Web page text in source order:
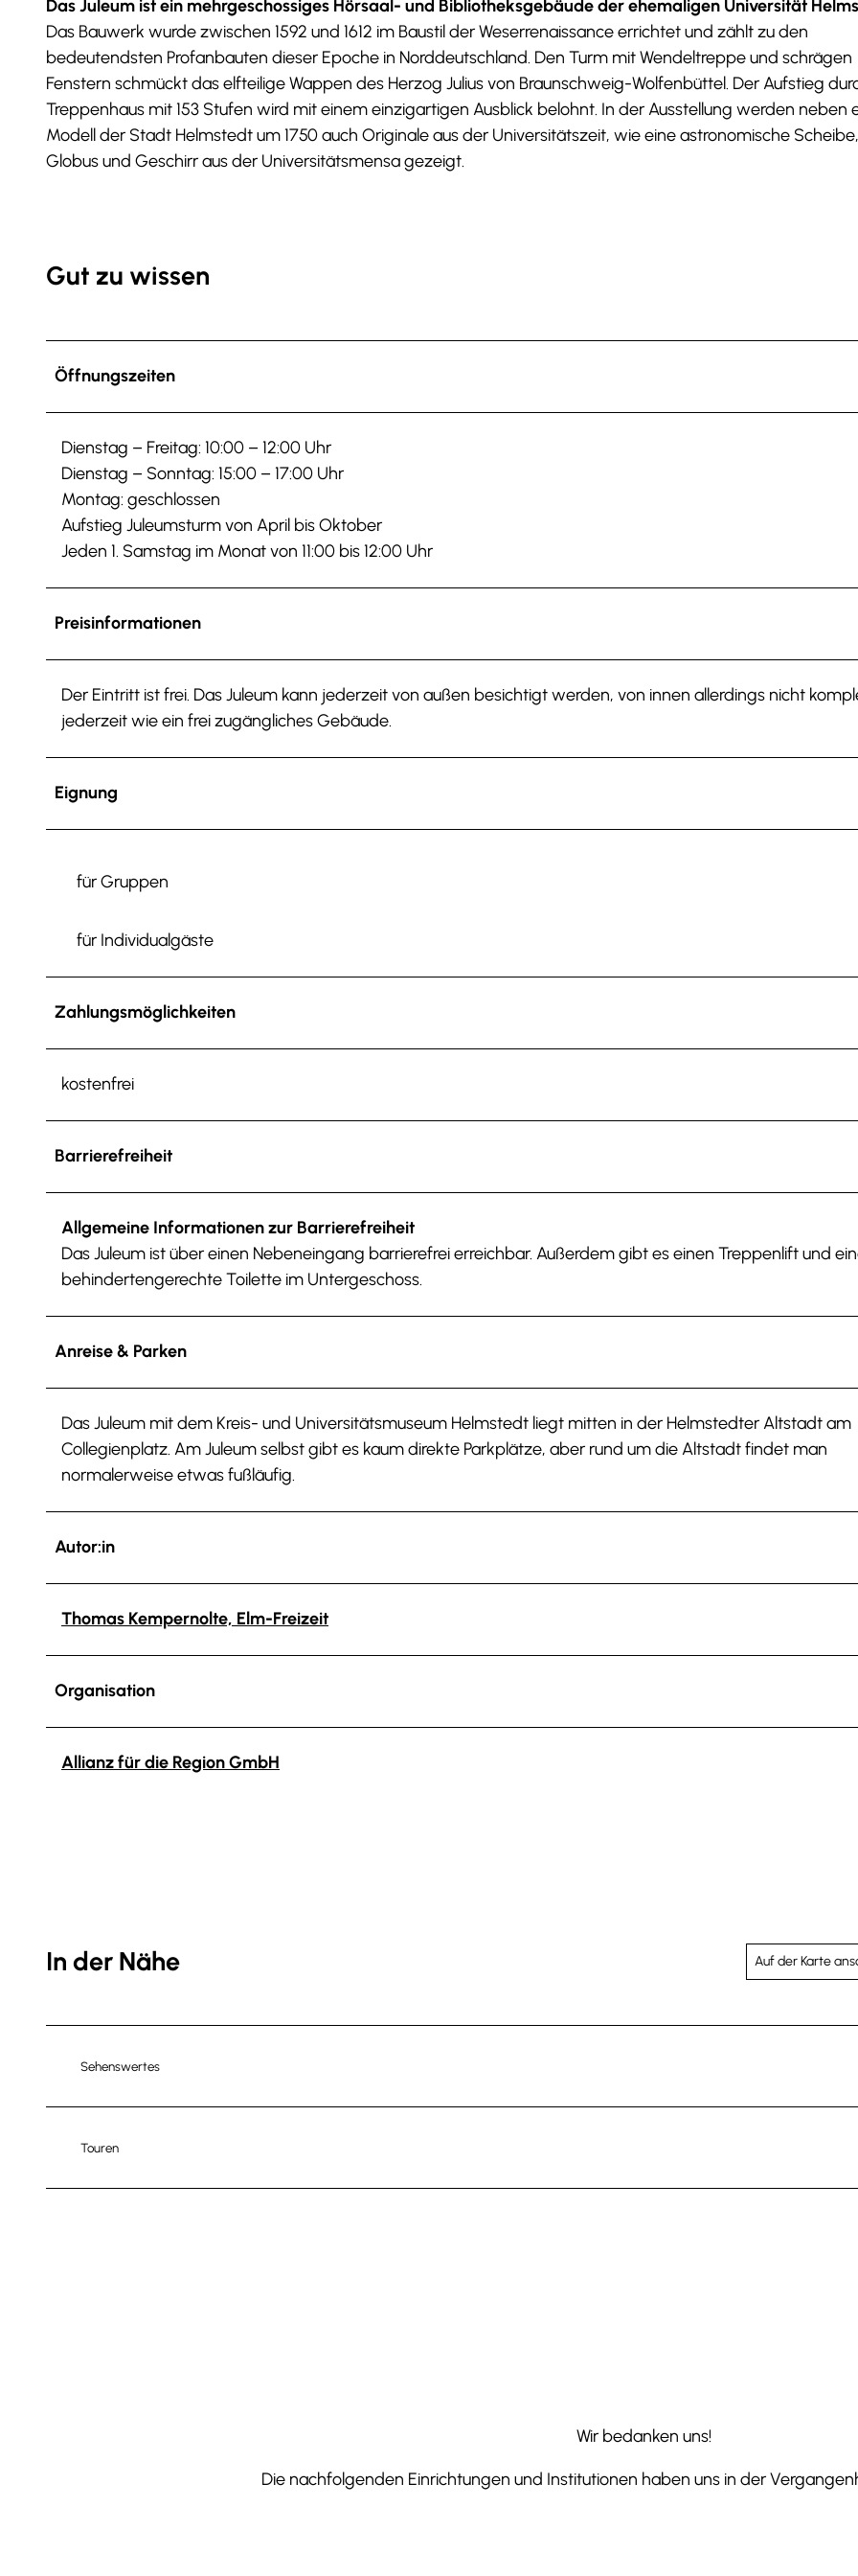
Das Juleum ist ein mehrgeschossiges Hörsaal- und Bibliotheksgebäude der ehemaligen Universität
Das Bauwerk wurde zwischen 1592 und 1612 im Baustil der Weserrenaissance errichtet und zählt zu den
bedeutendsten Profanbauten dieser Epoche in Norddeutschland. Den Turm mit Wendeltreppe und schrägen
Fenstern schmückt das elfteilige Wappen des Herzog Julius von Braunschweig-Wolfenbüttel. Der Aufstieg
Treppenhaus mit 153 Stufen wird mit einem einzigartigen Ausblick belohnt. In der Ausstellung werden neben
Modell der Stadt Helmstedt um 1750 auch Originale aus der Universitätszeit, wie eine astronomische
Globus und Geschirr aus der Universitätsmensa gezeigt.
Gut zu wissen
Öffnungszeiten
Dienstag – Freitag: 10:00 – 12:00 Uhr
Dienstag – Sonntag: 15:00 – 17:00 Uhr
Montag: geschlossen
Aufstieg Juleumsturm von April bis Oktober
Jeden 1. Samstag im Monat von 11:00 bis 12:00 Uhr
Preisinformationen
Der Eintritt ist frei. Das Juleum kann jederzeit von außen besichtigt werden, von innen allerdings nicht
jederzeit wie ein frei zugängliches Gebäude.
Eignung
für Gruppen
für Individualgäste
Zahlungsmöglichkeiten
kostenfrei
Barrierefreiheit
Allgemeine Informationen zur Barrierefreiheit
Das Juleum ist über einen Nebeneingang barrierefrei erreichbar. Außerdem gibt es einen Treppenlift und
behindertengerechte Toilette im Untergeschoss.
Anreise & Parken
Das Juleum mit dem Kreis- und Universitätsmuseum Helmstedt liegt mitten in der Helmstedter Altstadt am
Collegienplatz. Am Juleum selbst gibt es kaum direkte Parkplätze, aber rund um die Altstadt findet man
normalerweise etwas fußläufig.
Autor:in
Thomas Kempernolte, Elm-Freizeit
Organisation
Allianz für die Region GmbH
In der Nähe Auf der Karte
Sehenswertes
Touren
Wir bedanken uns!
Die nachfolgenden Einrichtungen und Institutionen haben uns in der